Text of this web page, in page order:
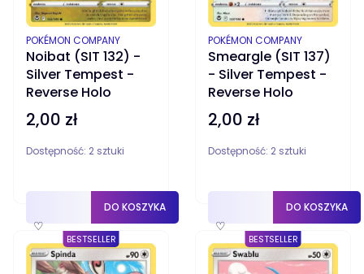
Noibat (SIT 132) -
Silver Tempest -
Reverse Holo
PRODUCENT
POKÉMON COMPANY
Cena
2,00 zł
Dostępność: 2 sztuki
♡
DO KOSZYKA
Smeargle (SIT 137)
- Silver Tempest -
Reverse Holo
PRODUCENT
POKÉMON COMPANY
Cena
2,00 zł
Dostępność: 2 sztuki
♡
DO KOSZYKA
BESTSELLER BESTSELLER